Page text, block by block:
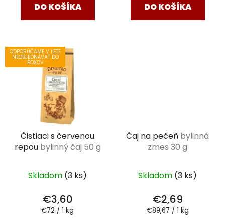
DO KOŠÍKA DO KOŠÍKA
ODPORÚČAME V LETE
NEOBJEDNÁVAŤ DO
BOXOV
Čistiaci s červenou
repou bylinný čaj 50 g
Skladom (3 ks)
€3,60
Jednotková
€72 / 1 kg
Čaj na pečeň bylinná
zmes 30 g
Skladom (3 ks)
€2,69
Jednotková
€89,67 / 1 kg